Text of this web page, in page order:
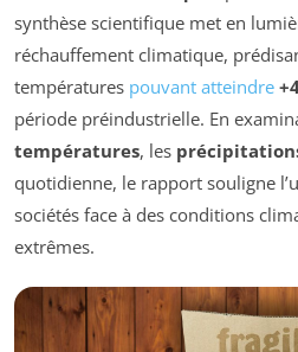
synthèse scientifique met en
réchauffement climatique,
températures pouvant atteindre
période préindustrielle. En
températures, les
quotidienne, le rapport souligne
sociétés face à des conditions
extrêmes.